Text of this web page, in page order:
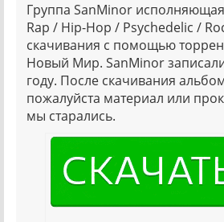
Группа SanMinor
Rap / Hip-Hop / Psychedelic /
скачивания с помощью
Новый Мир. SanMinor
году. После скачивания
пожалуйста материал или
мы старались.